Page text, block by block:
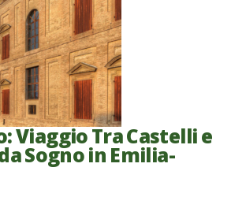
Viaggio Tra Castelli e
Sogno in Emilia-